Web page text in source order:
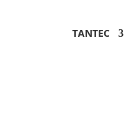
TANTEC